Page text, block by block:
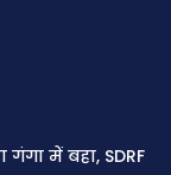
में बहा, SDRF